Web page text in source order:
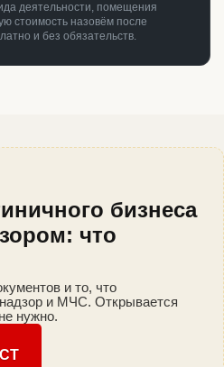
деятельности, помещения
стоимость назовём после
и без обязательств.
бизнеса
что
и то, что
и МЧС. Открывается
нужно.